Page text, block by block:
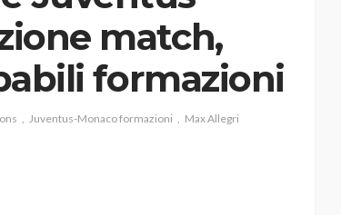
match,
formazioni
Juventus-Monaco formazioni Max Allegri